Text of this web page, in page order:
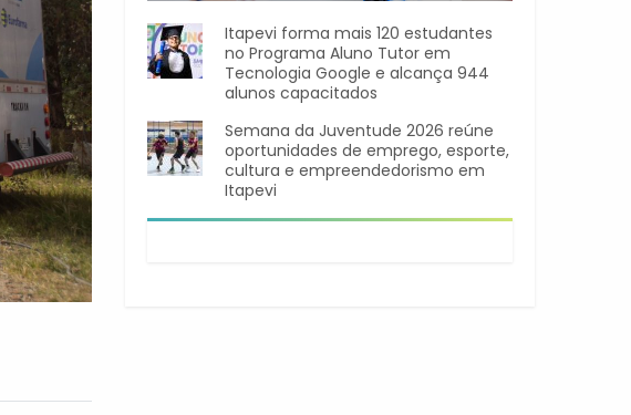
Itapevi forma mais 120 estudantes
no Programa Aluno Tutor em
Tecnologia Google e alcança 944
alunos capacitados
Semana da Juventude 2026 reúne
oportunidades de emprego, esporte,
cultura e empreendedorismo em
Itapevi